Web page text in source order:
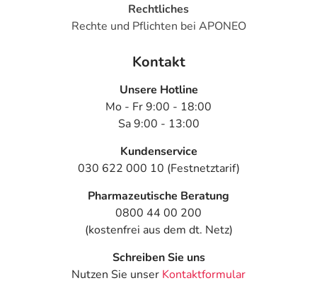
Rechtliches
Rechte und Pflichten bei APONEO
Kontakt
Unsere Hotline
Mo - Fr 9:00 - 18:00
Sa 9:00 - 13:00
Kundenservice
030 622 000 10 (Festnetztarif)
Pharmazeutische Beratung
0800 44 00 200
(kostenfrei aus dem dt. Netz)
Schreiben Sie uns
Nutzen Sie unser Kontaktformular